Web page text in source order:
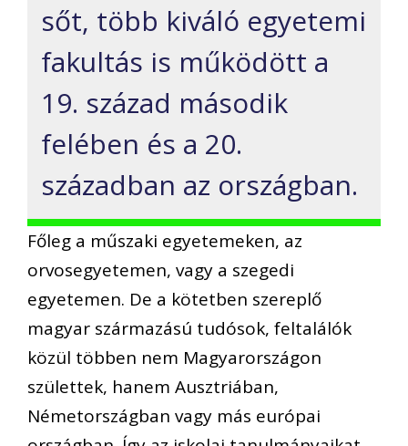
sőt, több kiváló egyetemi
fakultás is működött a
19. század második
felében és a 20.
században az országban.
Főleg a műszaki egyetemeken, az
orvosegyetemen, vagy a szegedi
egyetemen. De a kötetben szereplő
magyar származású tudósok, feltalálók
közül többen nem Magyarországon
születtek, hanem Ausztriában,
Németországban vagy más európai